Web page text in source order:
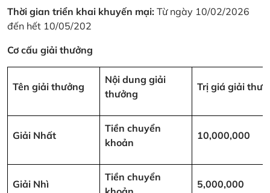
Thời gian triển khai khuyến mại: Từ ngày 10/02/2026
đến hết 10/05/202
Cơ cấu giải thưởng
Tên giải thưởng
Nội dung giải
thưởng
Trị giá giải
Giải Nhất
Tiền chuyển
khoản
10,000,000
Giải Nhì
Tiền chuyển
5,000,000